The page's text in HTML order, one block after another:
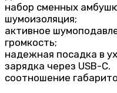
набор сменных
шумоизоляция;
активное
громкость;
надежная посадка в
зарядка через USB-C.
соотношение